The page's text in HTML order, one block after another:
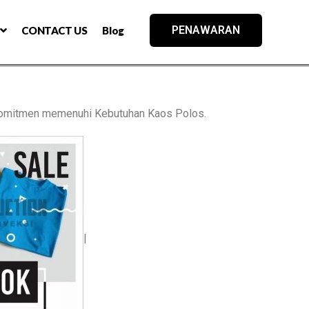
CONTACT US Blog PENAWARAN
memenuhi Kebutuhan Kaos Polos.